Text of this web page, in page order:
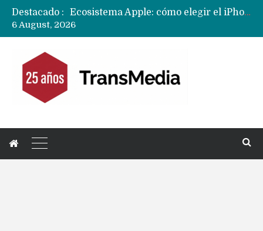
Destacado :
Nuevas filtraciones del Mate 90 Pro Max apuntan a potenciar las cámaras y pantalla OLED doble capa
6 August, 2026